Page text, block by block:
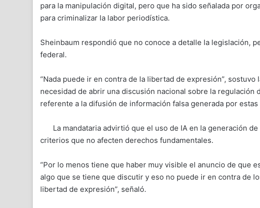
para la manipulación digital, pero que ha sido señalada por
para criminalizar la labor periodística.
Sheinbaum respondió que no conoce a detalle la legislación,
federal.
“Nada puede ir en contra de la libertad de expresión”,
necesidad de abrir una discusión nacional sobre la
referente a la difusión de información falsa generada por
La mandataria advirtió que el uso de IA en la generación
criterios que no afecten derechos fundamentales.
“Por lo menos tiene que haber muy visible el anuncio de que
algo que se tiene que discutir y eso no puede ir en contra de
libertad de expresión”, señaló.